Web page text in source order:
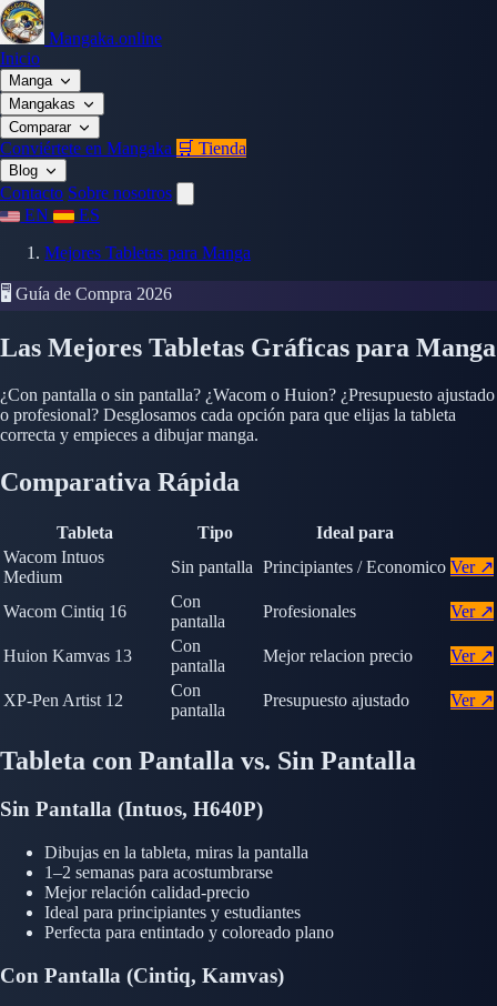
Mangaka.online
Inicio
Manga
Mangakas
Comparar
Conviértete en Mangaka 🛒 Tienda
Blog
Contacto Sobre nosotros
EN
ES
Mejores Tabletas para Manga
🖥️ Guía de Compra 2026
Las Mejores Tabletas Gráficas para Manga
¿Con pantalla o sin pantalla? ¿Wacom o Huion? ¿Presupuesto ajustado
o profesional? Desglosamos cada opción para que elijas la tableta
correcta y empieces a dibujar manga.
Comparativa Rápida
Tableta Tipo
Ideal para
Wacom Intuos
Medium
Sin pantalla Principiantes / Economico Ver ↗
Wacom Cintiq 16
Con
pantalla
Profesionales Ver ↗
Huion Kamvas 13
Con
pantalla
Mejor relacion precio Ver ↗
XP-Pen Artist 12
Con
pantalla
Presupuesto ajustado Ver ↗
Tableta con Pantalla vs. Sin Pantalla
Sin Pantalla (Intuos, H640P)
Dibujas en la tableta, miras la pantalla
1–2 semanas para acostumbrarse
Mejor relación calidad-precio
Ideal para principiantes y estudiantes
Perfecta para entintado y coloreado plano
Con Pantalla (Cintiq, Kamvas)